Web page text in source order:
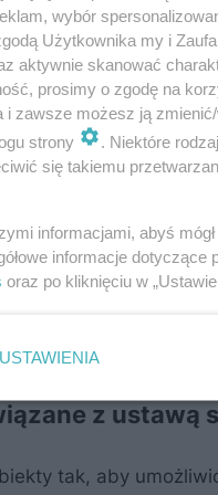
dostosowywania
schronienia od 1
wymusza również
w których oprócz
co dzień jednak
uda się nadrobić 70
z ustawą
tak, aby
wybór
Użytkownika my i
aktywnie skanować
prosimy o zgodę na
i zawsze możesz ją
strony
. Niektóre
się takiemu
informacjami, abyś
informacje
oraz po kliknięciu w
USTAWIENIA